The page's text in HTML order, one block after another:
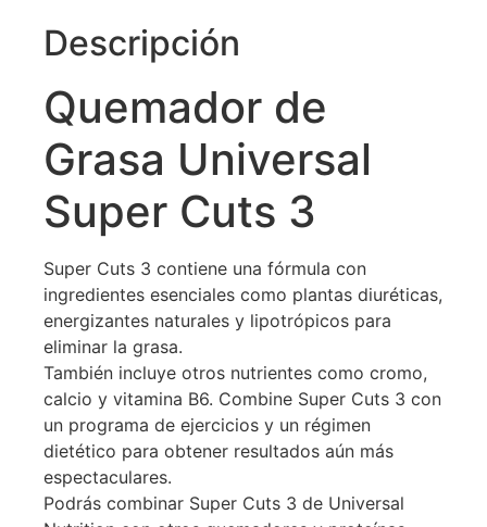
Descripción
Quemador de
Grasa Universal
Super Cuts 3
Super Cuts 3 contiene una fórmula con
ingredientes esenciales como plantas diuréticas,
energizantes naturales y lipotrópicos para
eliminar la grasa.
También incluye otros nutrientes como cromo,
calcio y vitamina B6. Combine Super Cuts 3 con
un programa de ejercicios y un régimen
dietético para obtener resultados aún más
espectaculares.
Podrás combinar Super Cuts 3 de Universal